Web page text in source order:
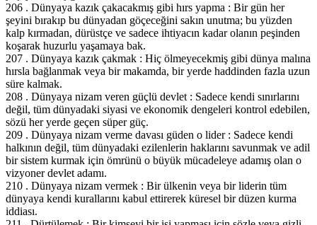
206 . Dünyaya kazık çakacakmış gibi hırs yapma : Bir gün her
şeyini bırakıp bu dünyadan göçeceğini sakın unutma; bu yüzden
kalp kırmadan, dürüstçe ve sadece ihtiyacın kadar olanın peşinden
koşarak huzurlu yaşamaya bak.
207 . Dünyaya kazık çakmak : Hiç ölmeyecekmiş gibi dünya malına
hırsla bağlanmak veya bir makamda, bir yerde haddinden fazla uzun
süre kalmak.
208 . Dünyaya nizam veren güçlü devlet : Sadece kendi sınırlarını
değil, tüm dünyadaki siyasi ve ekonomik dengeleri kontrol edebilen,
sözü her yerde geçen süper güç.
209 . Dünyaya nizam verme davası güden o lider : Sadece kendi
halkının değil, tüm dünyadaki ezilenlerin haklarını savunmak ve adil
bir sistem kurmak için ömrünü o büyük mücadeleye adamış olan o
vizyoner devlet adamı.
210 . Dünyaya nizam vermek : Bir ülkenin veya bir liderin tüm
dünyaya kendi kurallarını kabul ettirerek küresel bir düzen kurma
iddiası.